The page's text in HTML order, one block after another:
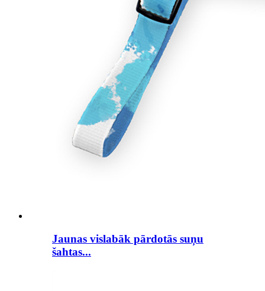
Jaunas vislabāk pārdotās suņu
šahtas...